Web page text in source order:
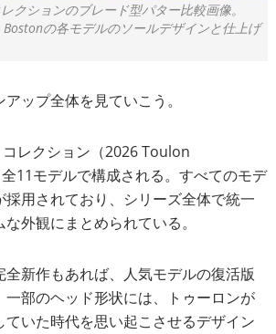
クションのブレード型パター比較画像。
の各モデルのソールデザインと仕上げ
ップ全体を見ていこう。
コレクション（2026 Toulon
11モデルで構成される。すべてのモデ
用されており、シリーズ全体で統一
外観にまとめられている。
全新作もあれば、人気モデルの復活版
一部のヘッド形状には、トゥーロンが
ていた時代を思い起こさせるデザイン